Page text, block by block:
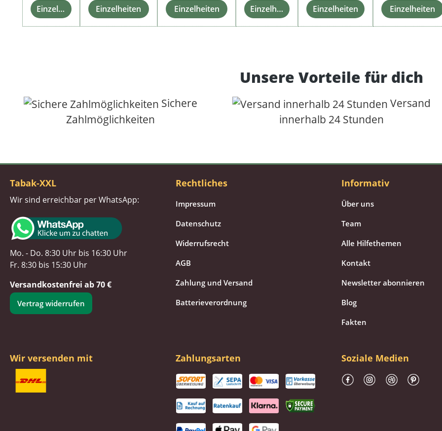
Einzelheiten Einzelheiten Einzelheiten Einzelheiten Einzelheiten Einzelheiten
Unsere Vorteile für dich
Sichere
Zahlmöglichkeiten
Versand
innerhalb 24 Stunden
Tabak-XXL
Wir sind erreichbar per WhatsApp:
Mo. - Do. 8:30 Uhr bis 16:30 Uhr
Fr. 8:30 bis 15:30 Uhr
Versandkostenfrei ab 70 €
Vertrag widerrufen
Rechtliches
Impressum
Datenschutz
Widerrufsrecht
AGB
Zahlung und Versand
Batterieverordnung
Informativ
Über uns
Team
Alle Hilfethemen
Kontakt
Newsletter abonnieren
Blog
Fakten
Wir versenden mit Zahlungsarten Soziale Medien